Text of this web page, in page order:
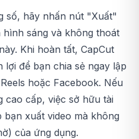
số, hãy nhấn nút "Xuất"
sáng và không thoát
Khi hoàn tất, CapCut
để bạn chia sẻ ngay lập
hoặc Facebook. Nếu
cao cấp, việc sở hữu tài
bạn xuất video mà không
của ứng dụng.